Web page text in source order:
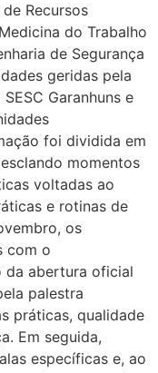
Recursos
do Trabalho
de Segurança
geridas pela
Garanhuns e
foi dividida em
momentos
voltadas ao
e rotinas de
os
com o
da abertura oficial
palestra
práticas, qualidade
Em seguida,
específicas e, ao